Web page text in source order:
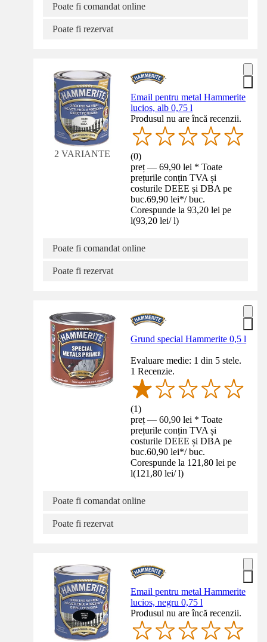
Poate fi comandat online
Poate fi rezervat
2 VARIANTE
Email pentru metal Hammerite
lucios, alb 0,75 l
Produsul nu are încă recenzii.
(0)
preț — 69,90 lei * Toate
prețurile conțin TVA și
costurile DEEE și DBA pe
buc.69,90 lei*/ buc.
Corespunde la 93,20 lei pe
l(93,20 lei/ l)
Poate fi comandat online
Poate fi rezervat
Grund special Hammerite 0,5 l
Evaluare medie: 1 din 5 stele.
1 Recenzie.
(1)
preț — 60,90 lei * Toate
prețurile conțin TVA și
costurile DEEE și DBA pe
buc.60,90 lei*/ buc.
Corespunde la 121,80 lei pe
l(121,80 lei/ l)
Poate fi comandat online
Poate fi rezervat
Email pentru metal Hammerite
lucios, negru 0,75 l
Produsul nu are încă recenzii.